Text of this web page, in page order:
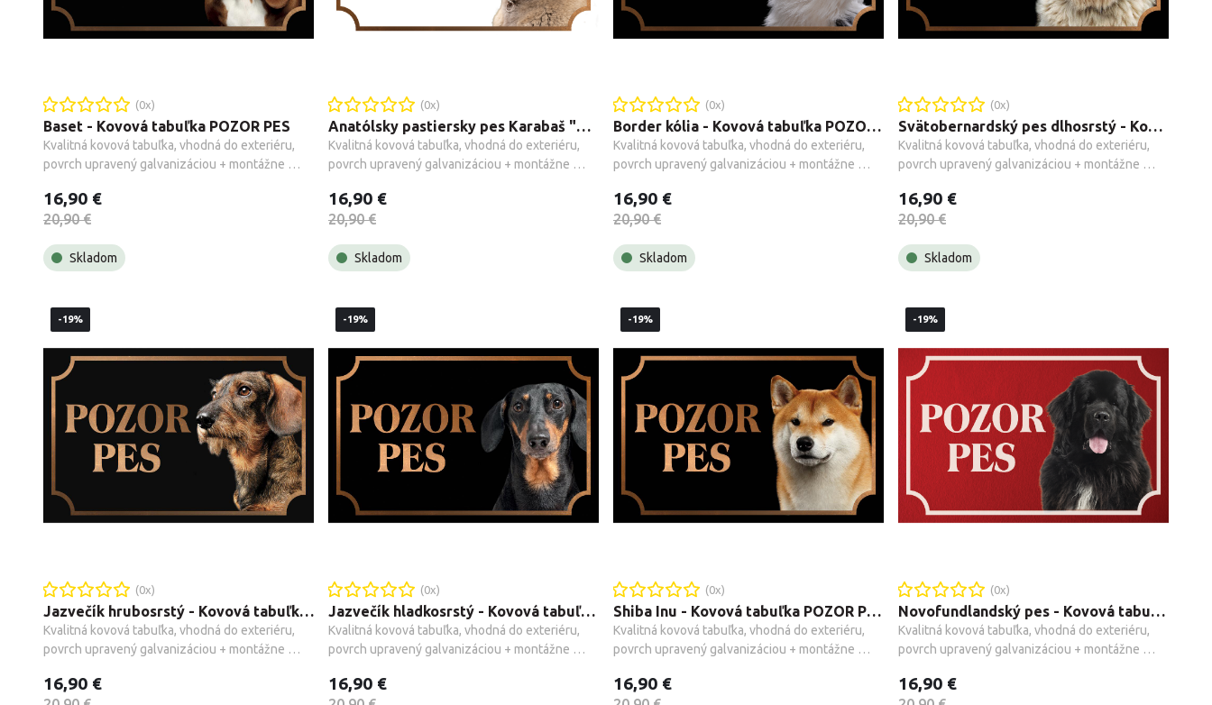
(0x)
Baset - Kovová tabuľka POZOR PES
Kvalitná kovová tabuľka, vhodná do exteriéru,
povrch upravený galvanizáciou + montážne
16,90 €
20,90 €
Skladom
(0x)
Anatólsky pastiersky pes Karabaš "Kangal" - Kovová tabuľka POZOR PES
Kvalitná kovová tabuľka, vhodná do exteriéru,
povrch upravený galvanizáciou + montážne
16,90 €
20,90 €
Skladom
(0x)
Border kólia - Kovová tabuľka POZOR PES
Kvalitná kovová tabuľka, vhodná do exteriéru,
povrch upravený galvanizáciou + montážne
16,90 €
20,90 €
Skladom
(0x)
Svätobernardský pes dlhosrstý - Kovová tabuľka POZOR PES
Kvalitná kovová tabuľka, vhodná do exteriéru,
povrch upravený galvanizáciou + montážne
16,90 €
20,90 €
Skladom
-19%
(0x)
Jazvečík hrubosrstý - Kovová tabuľka POZOR PES
Kvalitná kovová tabuľka, vhodná do exteriéru,
povrch upravený galvanizáciou + montážne
16,90 €
-19%
(0x)
Jazvečík hladkosrstý - Kovová tabuľka POZOR PES
Kvalitná kovová tabuľka, vhodná do exteriéru,
povrch upravený galvanizáciou + montážne
16,90 €
-19%
(0x)
Shiba Inu - Kovová tabuľka POZOR PES
Kvalitná kovová tabuľka, vhodná do exteriéru,
povrch upravený galvanizáciou + montážne
16,90 €
-19%
(0x)
Novofundlandský pes - Kovová tabuľka POZOR PES
Kvalitná kovová tabuľka, vhodná do exteriéru,
povrch upravený galvanizáciou + montážne
16,90 €